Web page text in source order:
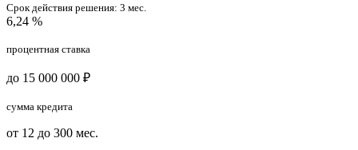
Срок действия решения: 3 мес.
6,24 %
процентная ставка
до 15 000 000 ₽
сумма кредита
от 12 до 300 мес.